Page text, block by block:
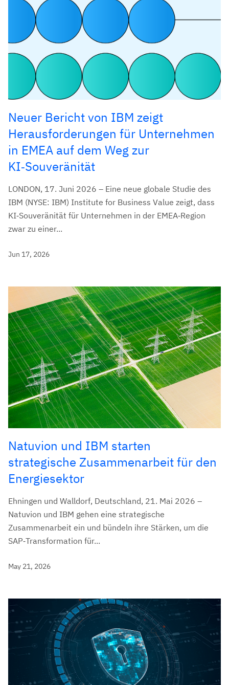
Neuer Bericht von IBM zeigt
Herausforderungen für Unternehmen
in EMEA auf dem Weg zur
KI‑Souveränität
LONDON, 17. Juni 2026 – Eine neue globale Studie des
IBM (NYSE: IBM) Institute for Business Value zeigt, dass
KI‑Souveränität für Unternehmen in der EMEA‑Region
zwar zu einer...
Jun 17, 2026
Natuvion und IBM starten
strategische Zusammenarbeit für den
Energiesektor
Ehningen und Walldorf, Deutschland, 21. Mai 2026 –
Natuvion und IBM gehen eine strategische
Zusammenarbeit ein und bündeln ihre Stärken, um die
SAP‑Transformation für...
May 21, 2026